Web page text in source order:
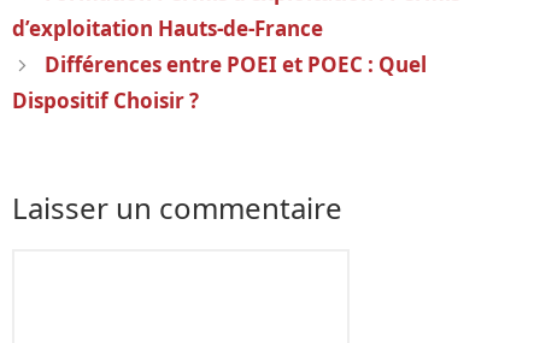
des
articles
d’exploitation Hauts-de-France
Différences entre POEI et POEC : Quel
Dispositif Choisir ?
Laisser un commentaire